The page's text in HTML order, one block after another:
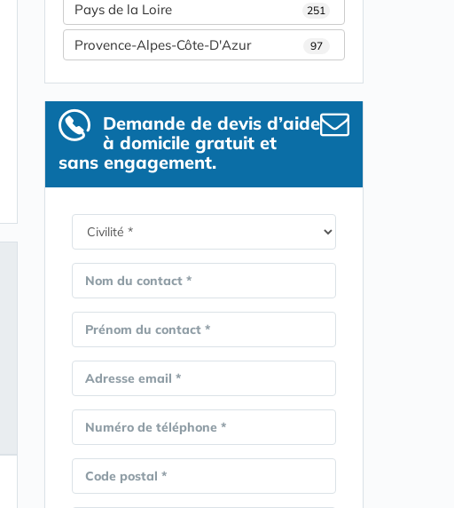
Pays de la Loire 251
Provence-Alpes-Côte-D'Azur 97
Demande de devis d’aide
à domicile gratuit et
sans engagement.
Nom du contact *
Prénom du contact *
Adresse email *
Numéro de téléphone *
Code postal *